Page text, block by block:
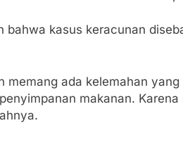
Menjelajahi Potensi Alam
Agustus 3, 2026
Kapolresta Sumenep Sambut
Agustus 3, 2026
bahwa kasus keracunan
memang ada kelemahan
makanan.